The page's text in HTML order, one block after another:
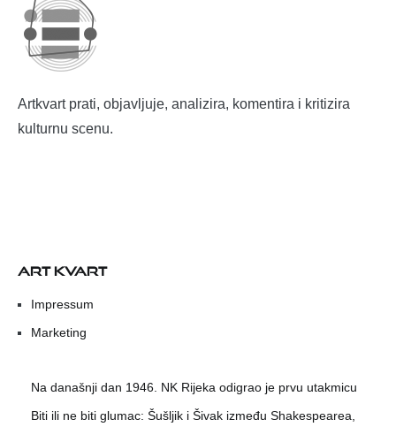
Artkvart prati, objavljuje, analizira, komentira i kritizira
kulturnu scenu.
ART KVART
Impressum
Marketing
Na današnji dan 1946. NK Rijeka odigrao je prvu utakmicu
Biti ili ne biti glumac: Šušljik i Šivak između Shakespearea,